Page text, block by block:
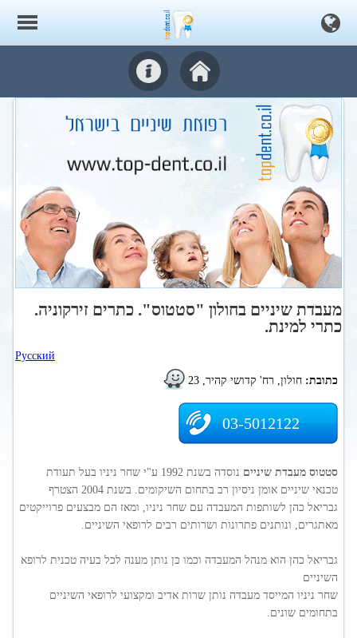
מעבדת שיניים בחולון "סטטוס". כתרים זירקוניה.
כתרי למינת.
Русский
כתובת: חולון, רח' קדושי קהיר, 23
03-5012122
סטטוס מעבדת שיניים
נוסדה בשנת 1992 ע"י שחר ניניו בעל תעודת
טכנאי שיניים אומן ניסיון רב בתחום השיקומים. בשנת 2004 הצטרף
גבריאל כהן לשותפות המעבדה עם שחר ניניו, ומאז הם מבצעים פרוייקטים
מאתגרים, ונותנים פתרונות ושרותים רבים לרופאי השיניים.
גבריאל כהן הוא מנהל המעבדה וכמו כן נותן מענה לכל בעיה טכנית לרופא
השיניים
שחר ניניו המייסד מעבדה נותן שרות אדיב ומקצועי לרופאי השיניים
בתחומים שונים.